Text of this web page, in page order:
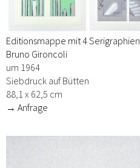
Editionsmappe mit 4 Serigraphien
Bruno Gironcoli
um 1964
Siebdruck auf Bütten
88,1 x 62,5 cm
→ Anfrage